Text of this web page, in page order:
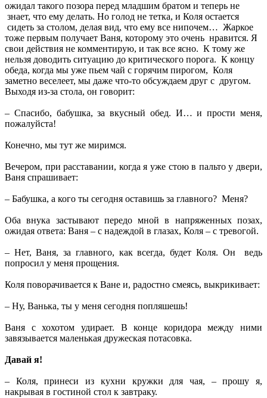
ожидал такого позора перед младшим братом и теперь не
знает, что ему делать. Но голод не тетка, и Коля остается
сидеть за столом, делая вид, что ему все нипочем… Жаркое
тоже первым получает Ваня, которому это очень нравится. Я
свои действия не комментирую, и так все ясно. К тому же
нельзя доводить ситуацию до критического порога. К концу
обеда, когда мы уже пьем чай с горячим пирогом, Коля
заметно веселеет, мы даже что-то обсуждаем друг с другом.
Выходя из-за стола, он говорит:
– Спасибо, бабушка, за вкусный обед. И… и прости меня,
пожалуйста!
Конечно, мы тут же миримся.
Вечером, при расставании, когда я уже стою в пальто у двери,
Ваня спрашивает:
– Бабушка, а кого ты сегодня оставишь за главного? Меня?
Оба внука застывают передо мной в напряженных позах,
ожидая ответа: Ваня – с надеждой в глазах, Коля – с тревогой.
– Нет, Ваня, за главного, как всегда, будет Коля. Он ведь
попросил у меня прощения.
Коля поворачивается к Ване и, радостно смеясь, выкрикивает:
– Ну, Ванька, ты у меня сегодня попляшешь!
Ваня с хохотом удирает. В конце коридора между ними
завязывается маленькая дружеская потасовка.
Давай я!
– Коля, принеси из кухни кружки для чая, – прошу я,
накрывая в гостиной стол к завтраку.